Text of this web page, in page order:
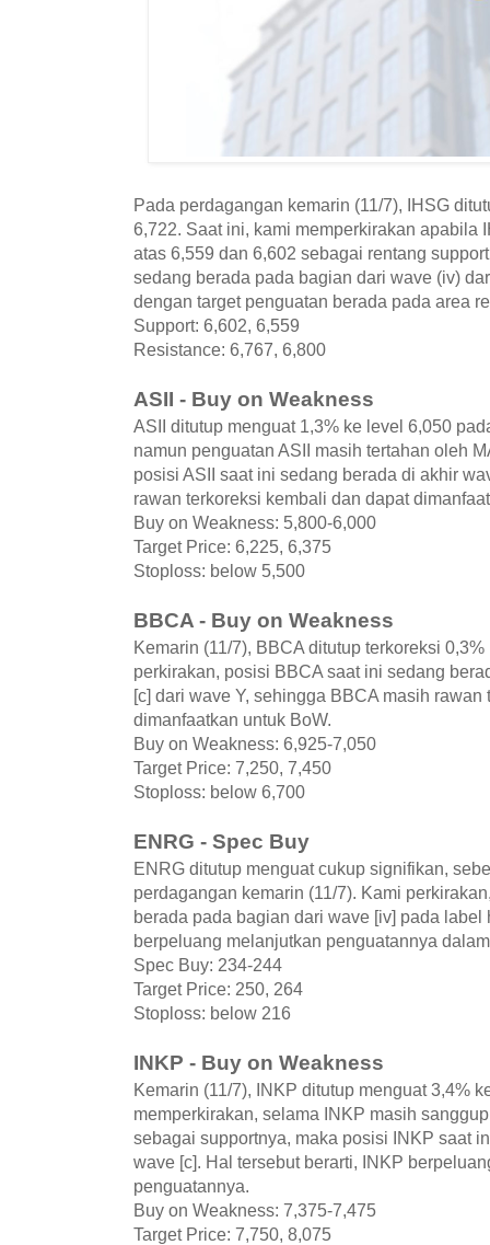
Pada perdagangan kemarin (11/7), IHSG
6,722. Saat ini, kami memperkirakan apabila
atas 6,559 dan 6,602 sebagai rentang
sedang berada pada bagian dari wave (iv)
dengan target penguatan berada pada area
Support: 6,602, 6,559
Resistance: 6,767, 6,800
ASII - Buy on Weakness
ASII ditutup menguat 1,3% ke level 6,050
namun penguatan ASII masih tertahan oleh
posisi ASII saat ini sedang berada di akhir
rawan terkoreksi kembali dan dapat
Buy on Weakness: 5,800-6,000
Target Price: 6,225, 6,375
Stoploss: below 5,500
BBCA - Buy on Weakness
Kemarin (11/7), BBCA ditutup terkoreksi
perkirakan, posisi BBCA saat ini sedang
[c] dari wave Y, sehingga BBCA masih
dimanfaatkan untuk BoW.
Buy on Weakness: 6,925-7,050
Target Price: 7,250, 7,450
Stoploss: below 6,700
ENRG - Spec Buy
ENRG ditutup menguat cukup signifikan,
perdagangan kemarin (11/7). Kami
berada pada bagian dari wave [iv] pada label
berpeluang melanjutkan penguatannya
Spec Buy: 234-244
Target Price: 250, 264
Stoploss: below 216
INKP - Buy on Weakness
Kemarin (11/7), INKP ditutup menguat 3,4%
memperkirakan, selama INKP masih
sebagai supportnya, maka posisi INKP saat
wave [c]. Hal tersebut berarti, INKP
penguatannya.
Buy on Weakness: 7,375-7,475
Target Price: 7,750, 8,075